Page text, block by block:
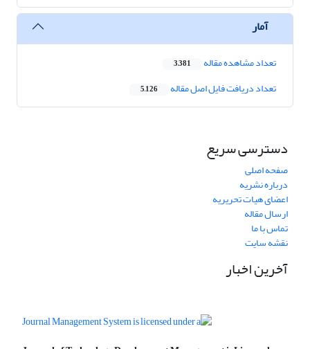
آمار
تعداد مشاهده مقاله 3,381
تعداد دریافت فایل اصل مقاله 5,126
دسترسی سریع
صفحه اصلی
درباره نشریه
اعضای هیات تحریریه
ارسال مقاله
تماس با ما
نقشه سایت
آخرین اخبار